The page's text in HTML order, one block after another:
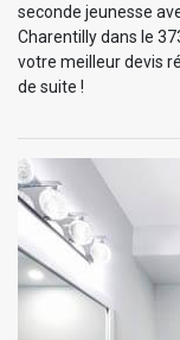
seconde jeunesse
Charentilly dans le
votre meilleur devis
de suite !